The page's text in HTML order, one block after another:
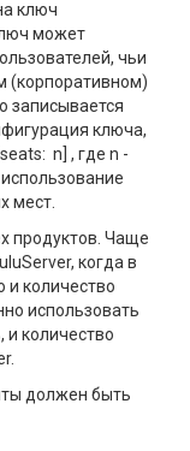
ключ
может
чьи
(корпоративном)
записывается
ключа,
n] , где n -
мест.
продуктов. Чаще
когда в
количество
использовать
количество
должен быть